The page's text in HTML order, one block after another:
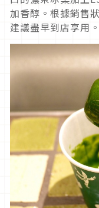
加香醇。根據銷售
建議盡早到店享用。